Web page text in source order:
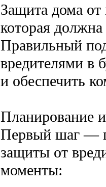
Защита дома
которая должна
Правильный
вредителями в
и обеспечить
Планирование
Первый шаг —
защиты от
моменты: